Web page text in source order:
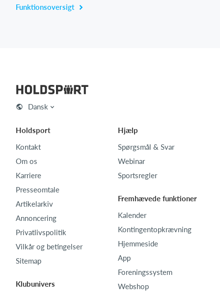
Funktionsoversigt
Dansk
Holdsport
Kontakt
Om os
Karriere
Presseomtale
Artikelarkiv
Annoncering
Privatlivspolitik
Vilkår og betingelser
Sitemap
Klubunivers
Hjælp
Spørgsmål & Svar
Webinar
Sportsregler
Fremhævede funktioner
Kalender
Kontingentopkrævning
Hjemmeside
App
Foreningssystem
Webshop